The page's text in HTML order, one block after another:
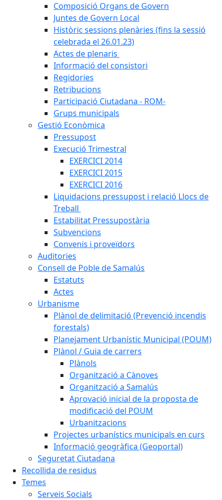
Composició Organs de Govern
Juntes de Govern Local
Històric sessions plenàries (fins la sessió
celebrada el 26.01.23)
Actes de plenaris
Informació del consistori
Regidories
Retribucions
Participació Ciutadana - ROM-
Grups municipals
Gestió Econòmica
Pressupost
Execució Trimestral
EXERCICI 2014
EXERCICI 2015
EXERCICI 2016
Liquidacions pressupost i relació Llocs de
Treball
Estabilitat Pressupostària
Subvencions
Convenis i proveïdors
Auditories
Consell de Poble de Samalús
Estatuts
Actes
Urbanisme
Plànol de delimitació (Prevenció incendis
forestals)
Planejament Urbanístic Municipal (POUM)
Plànol / Guia de carrers
Plànols
Organització a Cànoves
Organització a Samalús
Aprovació inicial de la proposta de
modificació del POUM
Urbanitzacions
Projectes urbanístics municipals en curs
Informació geogràfica (Geoportal)
Seguretat Ciutadana
Recollida de residus
Temes
Serveis Socials